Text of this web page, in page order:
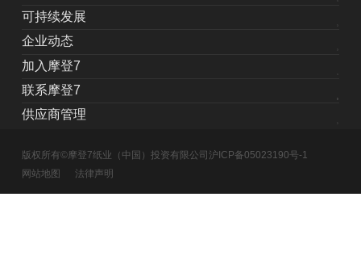
可持续发展
企业动态
加入摩登7
联系摩登7
供应商管理
版权所有©摩登7纸业（中国）投资有限公司 沪ICP备05023190号-1
网站地图
法律声明